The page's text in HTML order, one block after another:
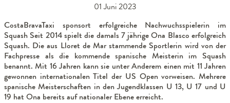
01 Juni 2023
CostaBravaTaxi sponsort erfolgreiche Nachwuchsspielerin im
Squash Seit 2014 spielt die damals 7 jährige Ona Blasco erfolgreich
Squash. Die aus Lloret de Mar stammende Sportlerin wird von der
Fachpresse als die kommende spanische Meisterin im Squash
benannt. Mit 16 Jahren kann sie unter Anderem einen mit 11 Jahren
gewonnen internationalen Titel der US Open vorweisen. Mehrere
spanische Meisterschaften in den Jugendklassen U 13, U 17 und U
19 hat Ona bereits auf nationaler Ebene erreicht.